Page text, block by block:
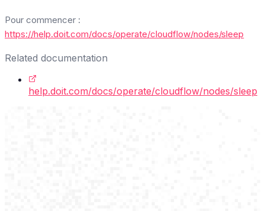
Pour commencer :
https://help.doit.com/docs/operate/cloudflow/nodes/sleep
Related documentation
help.doit.com/docs/operate/cloudflow/nodes/sleep